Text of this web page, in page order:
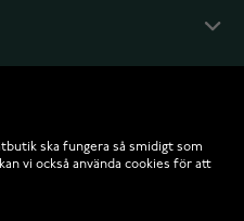
ska fungera så smidigt som
vi också använda cookies för att